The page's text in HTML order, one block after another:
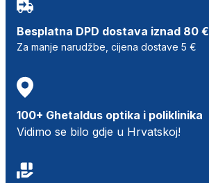
Besplatna DPD dostava iznad 80 €
Za manje narudžbe, cijena dostave 5 €
100+ Ghetaldus optika i poliklinika
Vidimo se bilo gdje u Hrvatskoj!